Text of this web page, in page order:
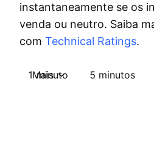
instantaneamente se os
venda ou neutro. Saiba
com Technical Ratings.
1 minuto 5 minutos
Mais